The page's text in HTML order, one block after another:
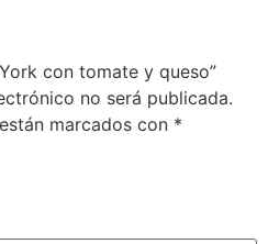
con tomate y queso”
no será publicada.
marcados con *